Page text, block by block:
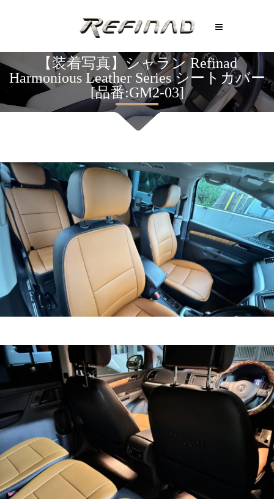
【装着写真】シャラン Refinad
Harmonious Leather Series シートカバー
[品番:GM2-03]